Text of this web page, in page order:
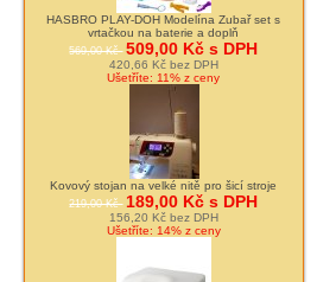
HASBRO PLAY-DOH Modelína Zubař set s
vrtačkou na baterie a doplň
569,00 Kč 509,00 Kč s DPH
420,66 Kč bez DPH
Ušetříte: 11% z ceny
Kovový stojan na velké nitě pro šicí stroje
219,00 Kč 189,00 Kč s DPH
156,20 Kč bez DPH
Ušetříte: 14% z ceny